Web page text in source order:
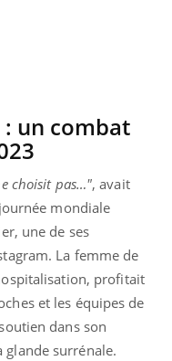
un combat
choisit pas…", avait
mondiale
une de ses
La femme de
profitait
et les équipes de
dans son
surrénale.